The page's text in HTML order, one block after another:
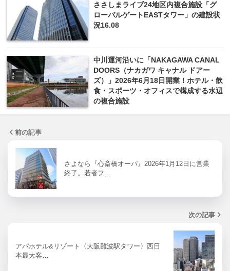
ささしまライブ24地区内複合施設「グ
ローバルゲートEASTタワー」の建設状
況16.08
中川運河沿いに「NAKAGAWA CANAL
DOORS（ナカガワ キャナル ドアー
ズ）」2026年6月18日開業！ホテル・飲
食・スポーツ・オフィスで構成する水辺
の複合施設
前の記事
さよなら『心斎橋オーパ』2026年1月12日に営業
終了。若者フ…
次の記事
アパホテル&リゾート〈大阪難波駅タワー〉西日
本最大客…